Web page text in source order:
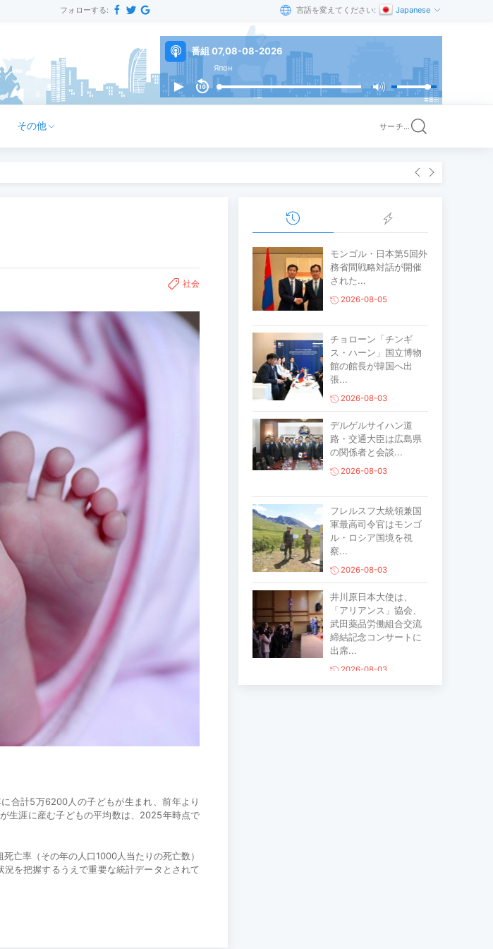
フォローする: 言語を変えてください: Japanese
番組 07,08-08-2026
Япон
その他 サーチ...
社会
合計5万6200人の子どもが生まれ、前年より
生涯に産む子どもの平均数は、2025年時点で
亡率（その年の人口1000人当たりの死亡数）
を把握するうえで重要な統計データとされて
モンゴル・日本第5回外
務省間戦略対話が開催
された...
2026-08-05
チョローン「チンギ
ス・ハーン」国立博物
館の館長が韓国へ出
張...
2026-08-03
デルゲルサイハン道
路・交通大臣は広島県
の関係者と会談...
2026-08-03
フレルスフ大統領兼国
軍最高司令官はモンゴ
ル・ロシア国境を視
察...
2026-08-03
井川原日本大使は、
「アリアンス」協会、
武田薬品労働組合交流
締結記念コンサートに
出席...
2026-08-03